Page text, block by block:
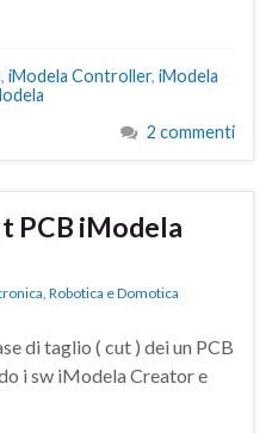
, iModela Controller, iModela
2 commenti
PCB iModela
, Robotica e Domotica
di taglio ( cut ) dei un PCB
i sw iModela Creator e